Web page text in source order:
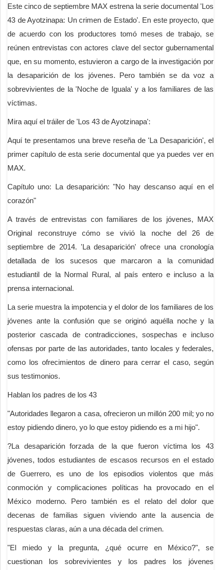
Este cinco de septiembre MAX estrena la serie documental 'Los
43 de Ayotzinapa: Un crimen de Estado'. En este proyecto, que
de acuerdo con los productores tomó meses de trabajo, se
reúnen entrevistas con actores clave del sector gubernamental
que, en su momento, estuvieron a cargo de la investigación por
la desaparición de los jóvenes. Pero también se da voz a
sobrevivientes de la 'Noche de Iguala' y a los familiares de las
víctimas.
Mira aquí el tráiler de 'Los 43 de Ayotzinapa':
Aquí te presentamos una breve reseña de 'La Desaparición', el
primer capítulo de esta serie documental que ya puedes ver en
MAX.
Capítulo uno: La desaparición: "No hay descanso aquí en el
corazón"
A través de entrevistas con familiares de los jóvenes, MAX
Original reconstruye cómo se vivió la noche del 26 de
septiembre de 2014. 'La desaparición' ofrece una cronología
detallada de los sucesos que marcaron a la comunidad
estudiantil de la Normal Rural, al país entero e incluso a la
prensa internacional.
La serie muestra la impotencia y el dolor de los familiares de los
jóvenes ante la confusión que se originó aquélla noche y la
posterior cascada de contradicciones, sospechas e incluso
ofensas por parte de las autoridades, tanto locales y federales,
como los ofrecimientos de dinero para cerrar el caso, según
sus testimonios.
Hablan los padres de los 43
"Autoridades llegaron a casa, ofrecieron un millón 200 mil; yo no
estoy pidiendo dinero, yo lo que estoy pidiendo es a mi hijo".
?La desaparición forzada de la que fueron víctima los 43
jóvenes, todos estudiantes de escasos recursos en el estado
de Guerrero, es uno de los episodios violentos que más
conmoción y complicaciones políticas ha provocado en el
México moderno. Pero también es el relato del dolor que
decenas de familias siguen viviendo ante la ausencia de
respuestas claras, aún a una década del crimen.
"El miedo y la pregunta, ¿qué ocurre en México?", se
cuestionan los sobrevivientes y los padres los jóvenes